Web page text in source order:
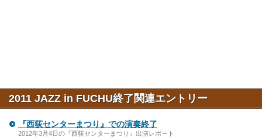
2011 JAZZ in FUCHU終了関連エントリー
『西荻センターまつり』での演奏終了
2012年3月4日の『西荻センターまつり』出演レポート